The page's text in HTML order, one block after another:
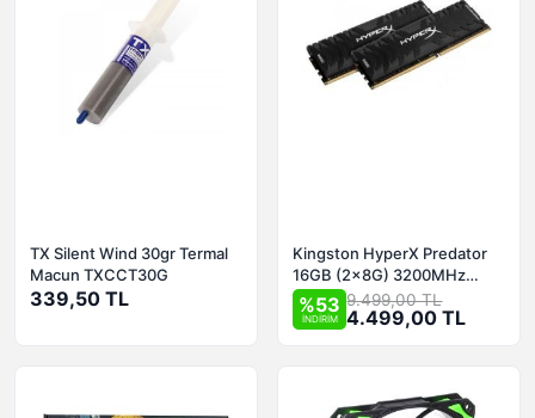
TX Silent Wind 30gr Termal
Macun TXCCT30G
339,50 TL
Kingston HyperX Predator
16GB (2x8G) 3200MHz
(HX432C16PB3K2/16) Bulk
Stock Out
%53
İNDİRİM
9.499,00 TL
4.499,00 TL